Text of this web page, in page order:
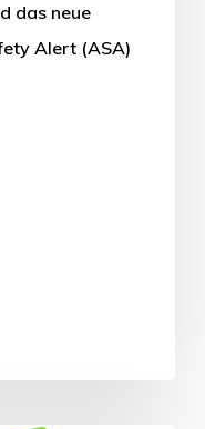
das neue
Alert (ASA)